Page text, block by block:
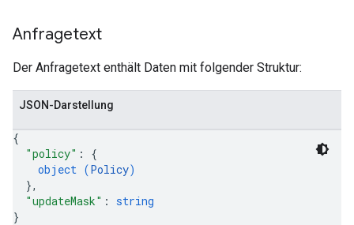
Anfragetext
Der Anfragetext enthält Daten mit folgender Struktur:
JSON-Darstellung
{
"policy" : {
object (Policy)
},
"updateMask" : string
}